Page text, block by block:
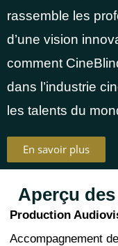
rassemble les
d’une vision
comment
dans l’industrie
les talents du
En savoir plus
Aperçu
Production
Accompagnement